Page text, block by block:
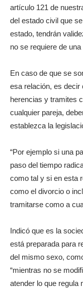
artículo 121 de
del estado civil que
estado, tendrán
no se requiere de
En caso de que se
esa relación, es decir
herencias y tramites
cualquier pareja,
establezca la
“Por ejemplo si una
paso del tiempo
como tal y si en esta
como el divorcio o
tramitarse como a
Indicó que es la
está preparada para
del mismo sexo,
“mientras no se
atender lo que regula